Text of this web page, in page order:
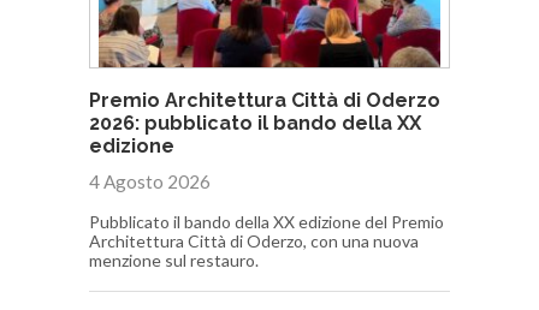
Premio Architettura Città di Oderzo
2026: pubblicato il bando della XX
edizione
4 Agosto 2026
Pubblicato il bando della XX edizione del Premio
Architettura Città di Oderzo, con una nuova
menzione sul restauro.